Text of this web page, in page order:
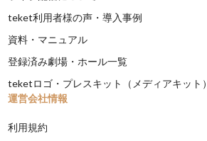
teket利用者様の声・導入事例
資料・マニュアル
登録済み劇場・ホール一覧
teketロゴ・プレスキット（メディアキット）
運営会社情報
利用規約